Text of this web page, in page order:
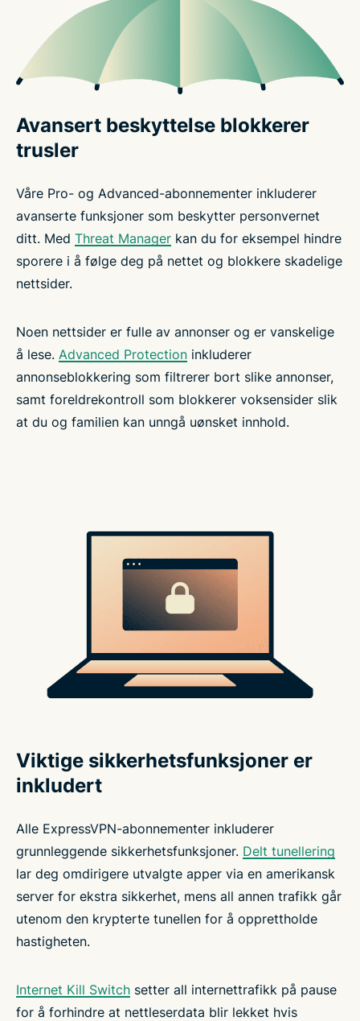
Avansert beskyttelse blokkerer
trusler
Våre Pro- og Advanced-abonnementer inkluderer
avanserte funksjoner som beskytter personvernet
ditt. Med Threat Manager kan du for eksempel hindre
sporere i å følge deg på nettet og blokkere skadelige
nettsider.
Noen nettsider er fulle av annonser og er vanskelige
å lese. Advanced Protection inkluderer
annonseblokkering som filtrerer bort slike annonser,
samt foreldrekontroll som blokkerer voksensider slik
at du og familien kan unngå uønsket innhold.
Viktige sikkerhetsfunksjoner er
inkludert
Alle ExpressVPN-abonnementer inkluderer
grunnleggende sikkerhetsfunksjoner. Delt tunellering
lar deg omdirigere utvalgte apper via en amerikansk
server for ekstra sikkerhet, mens all annen trafikk går
utenom den krypterte tunellen for å opprettholde
hastigheten.
Internet Kill Switch setter all internettrafikk på pause
for å forhindre at nettleserdata blir lekket hvis